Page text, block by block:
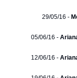
29/05/16 -
05/06/16 -
12/06/16 -